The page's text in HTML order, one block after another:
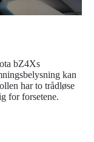
bZ4Xs
kan
har to trådløse
for forsetene.